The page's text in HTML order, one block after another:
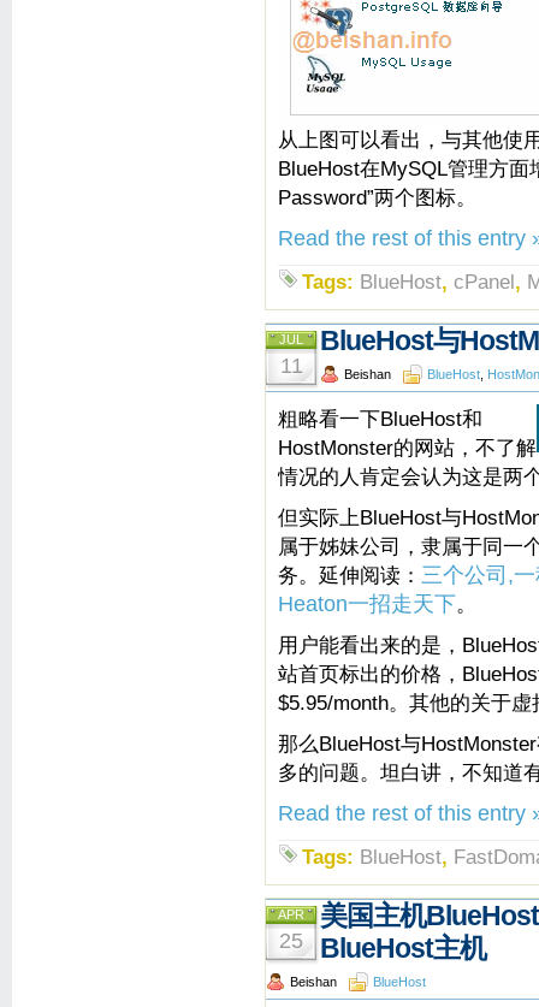
从上图可以看出，与其他使
BlueHost在MySQL管理方面
Password”两个图标。
Read the rest of this entry
Tags: BlueHost, cPanel,
JUL
11
BlueHost与
Beishan BlueHost
粗略看一下BlueHost和
HostMonster的网站，不了解
情况的人肯定会认为这是两
但实际上BlueHost与
属于姊妹公司，隶属于同一
务。延伸阅读： 三个公司,
Heaton一招走天下。
用户能看出来的是，
站首页标出的价格，
$5.95/month。其他的关于
那么BlueHost与
多的问题。坦白讲，不知道
Read the rest of this entry
Tags: BlueHost,
APR
25
美国主机
BlueHost主机
Beishan BlueHost